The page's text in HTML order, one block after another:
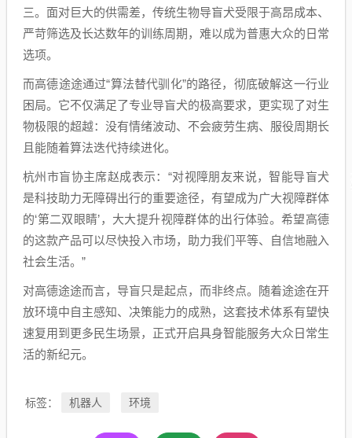
三。面对巨大的供需差，传统生物导盲犬受限于高昂成本、
严苛筛选及长达数年的训练周期，难以成为普惠大众的日常
选项。
而高德途途通过“算法替代驯化”的路径，彻底破解这一行业
困局。它不仅满足了专业导盲犬的极高要求，更实现了对生
物极限的超越：没有情绪波动、不会疲劳生病、服役周期长
且能随着算法迭代持续进化。
杭州市盲协主席赵成表示：“对视障朋友来说，智能导盲犬
是科技助力无障碍出行的重要途径，有望成为广大视障群体
的‘第二双眼睛’，大大提升视障群体的出行体验。希望高德
的这款产品可以尽快投入市场，助力我们平等、自信地融入
社会生活。”
对高德途途而言，导盲只是起点，而非终点。随着途途在开
放环境中自主感知、决策能力的成熟，这套技术体系有望快
速复用到更多民生场景，正式开启具身智能服务大众日常生
活的新纪元。
标签： 机器人 环境